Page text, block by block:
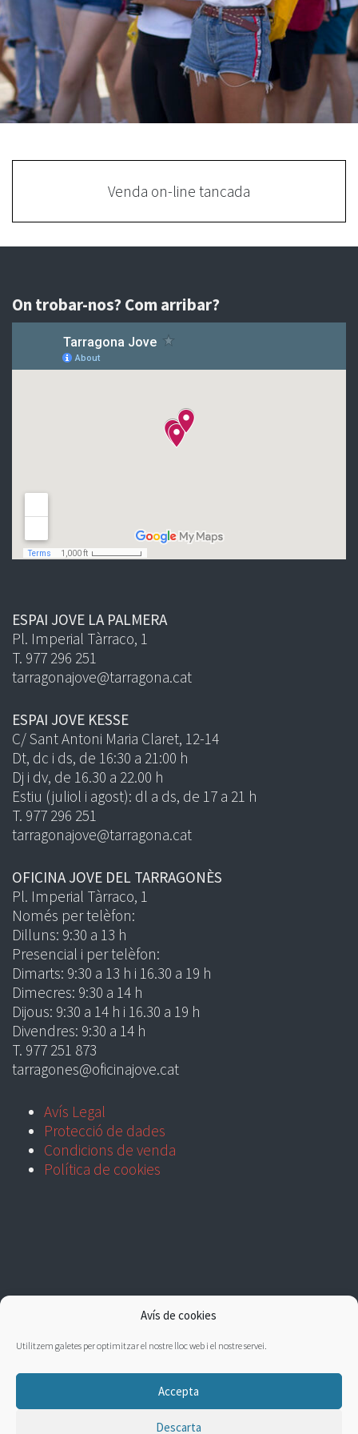
Avís de cookies
Utilitzem galetes per optimitzar el nostre lloc web i el nostre servei.
Accepta
Descarta
Venda on-line tancada
On trobar-nos? Com arribar?
ESPAI JOVE LA PALMERA
Pl. Imperial Tàrraco, 1
T. 977 296 251
tarragonajove@tarragona.cat
ESPAI JOVE KESSE
C/ Sant Antoni Maria Claret, 12-14
Dt, dc i ds, de 16:30 a 21:00 h
Dj i dv, de 16.30 a 22.00 h
Estiu (juliol i agost): dl a ds, de 17 a 21 h
T. 977 296 251
tarragonajove@tarragona.cat
OFICINA JOVE DEL TARRAGONÈS
Pl. Imperial Tàrraco, 1
Només per telèfon:
Dilluns: 9:30 a 13 h
Presencial i per telèfon:
Dimarts: 9:30 a 13 h i 16.30 a 19 h
Dimecres: 9:30 a 14 h
Dijous: 9:30 a 14 h i 16.30 a 19 h
Divendres: 9:30 a 14 h
T. 977 251 873
tarragones@oficinajove.cat
Avís Legal
Protecció de dades
Condicions de venda
Política de cookies